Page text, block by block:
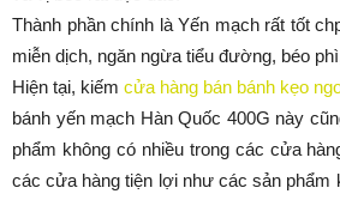
Thành phần chính là Yến mạch rất tốt
miễn dịch, ngăn ngừa tiểu đường, béo
Hiện tại, kiếm cửa hàng bán bánh kẹo
bánh yến mạch Hàn Quốc 400G này
phẩm không có nhiều trong các cửa
các cửa hàng tiện lợi như các sản